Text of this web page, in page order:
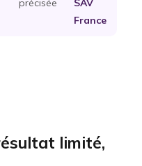
précisée
SAV
France
limité,